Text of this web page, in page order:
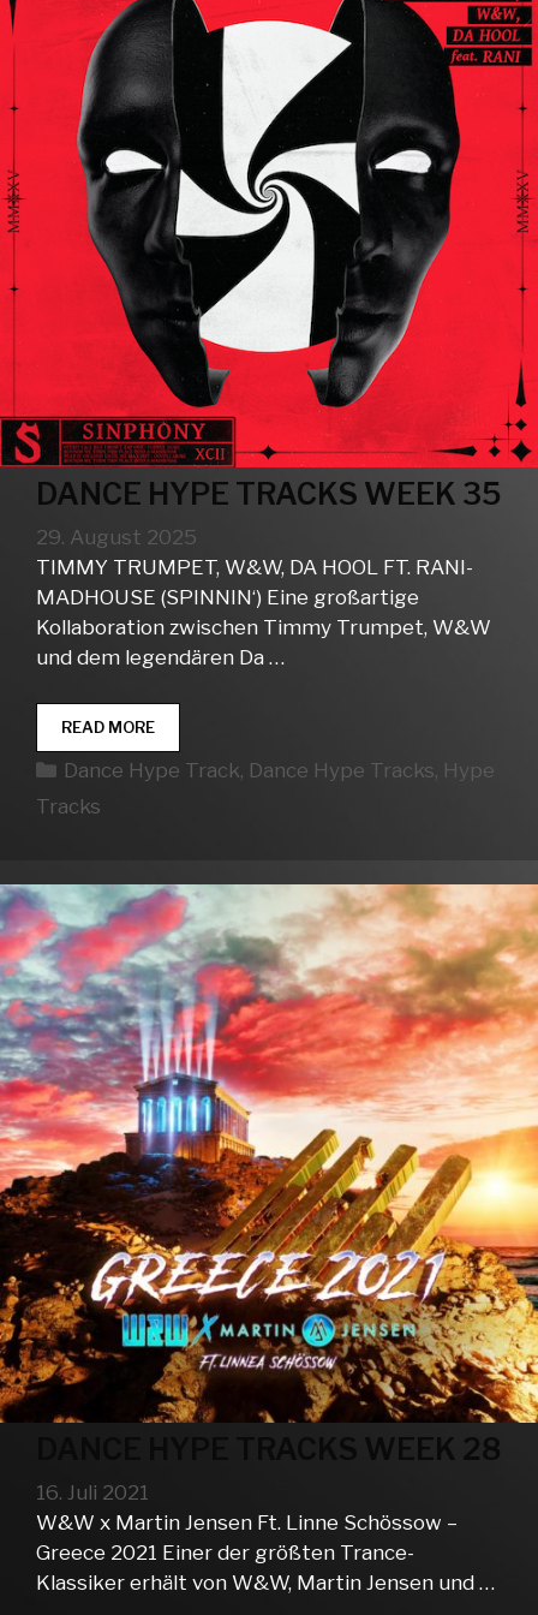
DANCE HYPE TRACKS WEEK 35
29. August 2025
TIMMY TRUMPET, W&W, DA HOOL FT. RANI-
MADHOUSE (SPINNIN‘) Eine großartige
Kollaboration zwischen Timmy Trumpet, W&W
und dem legendären Da …
READ MOREDANCE
HYPE
TRACKS
Kategorien
Dance Hype Track, Dance Hype Tracks, Hype
Tracks
DANCE HYPE TRACKS WEEK 28
16. Juli 2021
W&W x Martin Jensen Ft. Linne Schössow –
Greece 2021 Einer der größten Trance-
Klassiker erhält von W&W, Martin Jensen und …